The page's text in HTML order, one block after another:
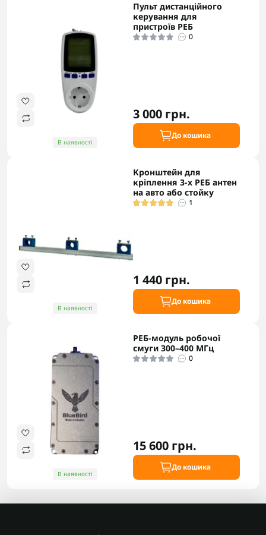
В наявності
Пульт дистанційного
керування для
пристроїв РЕБ
0
3 000 грн.
До кошика
В наявності
Кронштейн для
кріплення 3-х РЕБ антен
на авто або стойку
1
1 440 грн.
До кошика
В наявності
РЕБ-модуль робочої
смуги 300–400 МГц
0
15 600 грн.
До кошика